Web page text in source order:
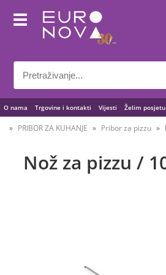
O nama Trgovine i kontakti Vijesti Želim posjetu
PRIBOR ZA KUHANJE Pribor za pizzu
Nož za pizzu /